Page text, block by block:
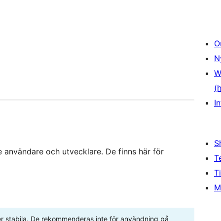
och utvecklare. De finns här för
De rekommenderas inte för användning på